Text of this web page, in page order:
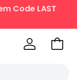
Code LAST
Zum